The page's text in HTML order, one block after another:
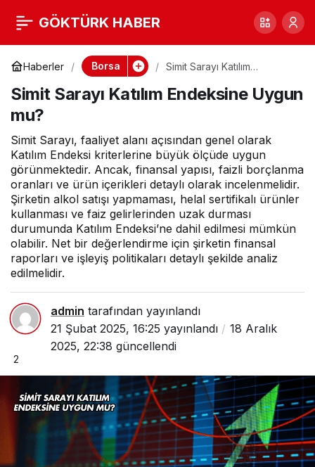
GÖKTÜRK HABER
Haberler Borsa
Simit Sarayı Katılım
Simit Sarayı Katılım Endeksine Uygun
mu?
Simit Sarayı, faaliyet alanı açısından genel olarak
Katılım Endeksi kriterlerine büyük ölçüde uygun
görünmektedir. Ancak, finansal yapısı, faizli borçlanma
oranları ve ürün içerikleri detaylı olarak incelenmelidir.
Şirketin alkol satışı yapmaması, helal sertifikalı ürünler
kullanması ve faiz gelirlerinden uzak durması
durumunda Katılım Endeksi’ne dahil edilmesi mümkün
olabilir. Net bir değerlendirme için şirketin finansal
raporları ve işleyiş politikaları detaylı şekilde analiz
edilmelidir.
admin tarafından yayınlandı
21 Şubat 2025, 16:25 yayınlandı
18 Aralık
2025, 22:38 güncellendi
2
SDTTR Katılım
Endeksine Uygun
mu?
Paylaş